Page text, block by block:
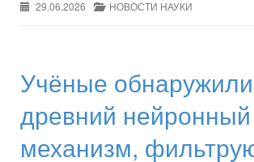
29.06.2026 НОВОСТИ НАУКИ
Учёные обнаружили
древний нейронный
механизм,